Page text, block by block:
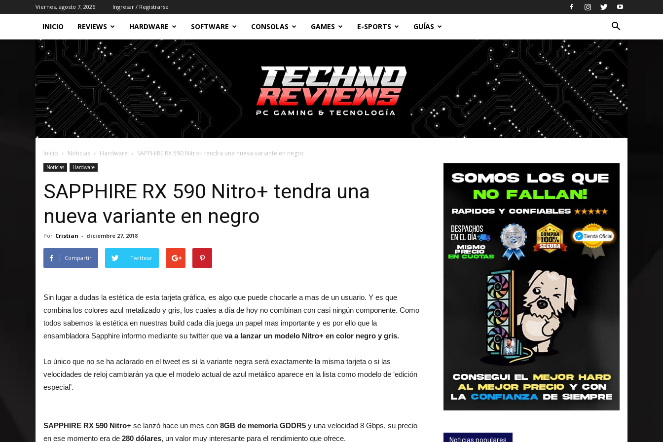
Viernes, agosto 7, 2026 Ingresar / Registrarse
INICIO REVIEWS HARDWARE SOFTWARE CONSOLAS GAMES E-SPORTS GUÍAS
unboxing
Inicio Noticias Hardware SAPPHIRE RX 590 Nitro+ tendra una nueva variante en negro
Noticias Hardware
SAPPHIRE RX 590 Nitro+ tendra una
nueva variante en negro
Por Cristian - diciembre 27, 2018
Compartir Twittear
Sin lugar a dudas la estética de esta tarjeta gráfica, es algo que puede chocarle a mas de un usuario. Y es que
combina los colores azul metalizado y gris, los cuales a día de hoy no combinan con casi ningún componente. Como
todos sabemos la estética en nuestras build cada día juega un papel mas importante y es por ello que la
ensambladora Sapphire informo mediante su twitter que va a lanzar un modelo Nitro+ en color negro y gris.
Lo único que no se ha aclarado en el tweet es si la variante negra será exactamente la misma tarjeta o si las
velocidades de reloj cambiarán ya que el modelo actual de azul metálico aparece en la lista como modelo de ‘edición
especial’.
SAPPHIRE RX 590 Nitro+ se lanzó hace un mes con 8GB de memoria GDDR5 y una velocidad 8 Gbps, su precio
en ese momento era de 280 dólares, un valor muy interesante para el rendimiento que ofrece. Noticias populares